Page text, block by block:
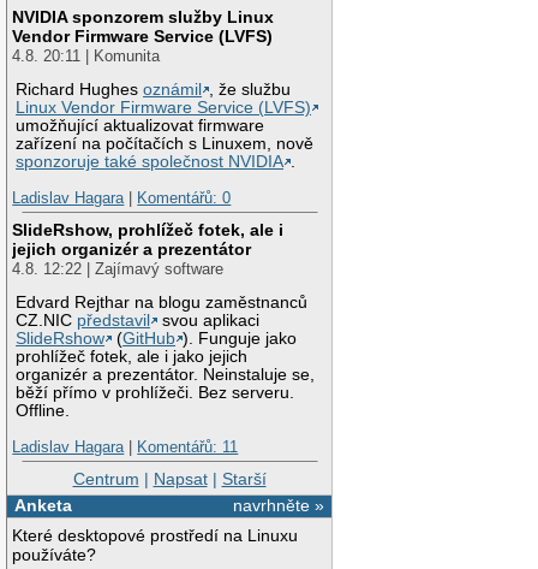
NVIDIA sponzorem služby Linux
Vendor Firmware Service (LVFS)
4.8. 20:11 | Komunita
Richard Hughesoznámil
, že službu
Linux Vendor Firmware Service (LVFS)
umožňující aktualizovat firmware
zařízení na počítačích s Linuxem, nově
sponzoruje také společnost NVIDIA .
Ladislav Hagara| Komentářů: 0
SlideRshow, prohlížeč fotek, ale i
jejich organizér a prezentátor
4.8. 12:22 | Zajímavý software
Edvard Rejthar na blogu zaměstnanců
CZ.NIC představil
svou aplikaci
SlideRshow
(GitHub ). Funguje jako
prohlížeč fotek, ale i jako jejich
organizér a prezentátor. Neinstaluje se,
běží přímo v prohlížeči. Bez serveru.
Offline.
Ladislav Hagara| Komentářů: 11
Centrum | Napsat| Starší
navrhněte »
Anketa
Které desktopové prostředí na Linuxu
používáte?